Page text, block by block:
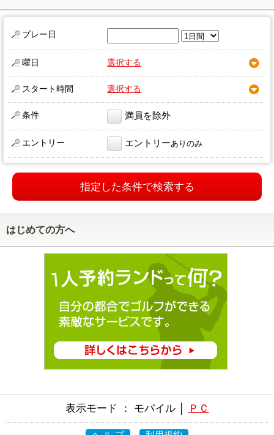
プレー日
曜日 選択する
スタート時間 選択する
条件 満員を除外
エントリー エントリーありのみ
指定した条件で検索する
はじめての方へ
表示モード ： モバイル │ ＰＣ